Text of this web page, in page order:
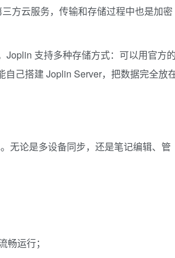
方云服务，传输和存储过程中也是加密
Joplin 支持多种存储方式：可以用官方
己搭建 Joplin Server，把数据完全放
无论是多设备同步，还是笔记编辑、管
运行；